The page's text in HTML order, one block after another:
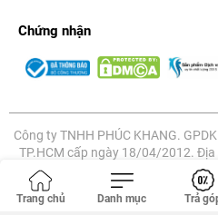
Chứng nhận
Công ty TNHH PHÚC KHANG.
TP.HCM cấp ngày 18/04/2012. Địa
Quý, Tân Sơn Nhì, Hồ
Trang chủ Danh mục Trả